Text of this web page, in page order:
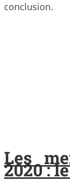
conclusion.
Les
2020 :